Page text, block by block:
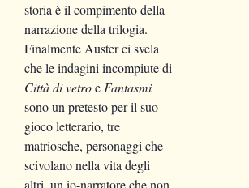
storia è il compimento della
narrazione della trilogia.
Finalmente Auster ci svela
che le indagini incompiute di
Città di vetroe Fantasmi
sono un pretesto per il suo
gioco letterario, tre
matriosche, personaggi che
scivolano nella vita degli
altri, un io-narratore che non